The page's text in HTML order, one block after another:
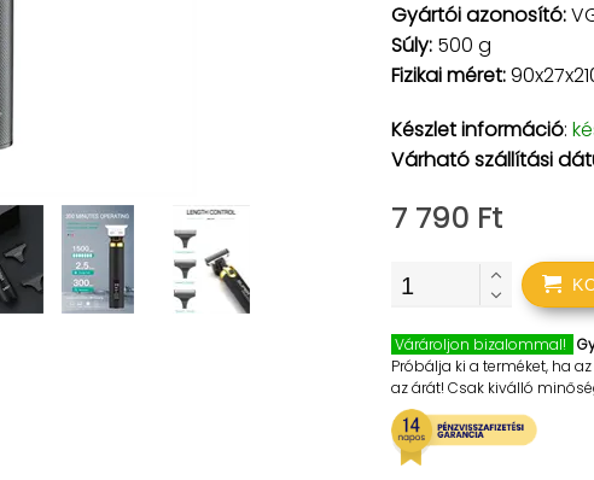
Gyártói azonosító:
Súly: 500 g
Fizikai méret:
Készlet információ:
Várható szállítási
7 790 Ft
Várároljon bizalommal!
Próbálja ki a terméket, ha
az árát! Csak kiválló